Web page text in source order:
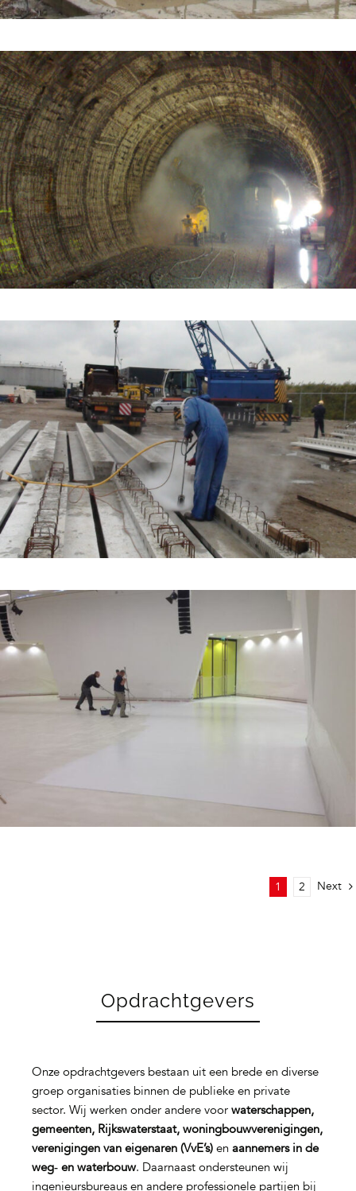
1 2 Next
Opdrachtgevers
Onze opdrachtgevers bestaan uit een brede en diverse
groep organisaties binnen de publieke en private
sector. Wij werken onder andere voor waterschappen,
gemeenten, Rijkswaterstaat, woningbouwverenigingen,
verenigingen van eigenaren (VvE’s)en aannemers in de
weg‑ en waterbouw. Daarnaast ondersteunen wij
ingenieursbureaus en andere professionele partijen bij